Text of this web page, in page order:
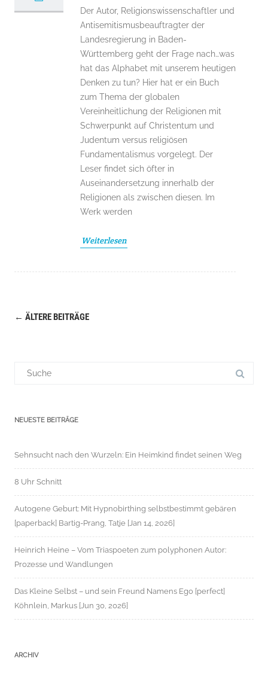
Der Autor, Religionswissenschaftler und
Antisemitismusbeauftragter der
Landesregierung in Baden-
Württemberg geht der Frage nach…was
hat das Alphabet mit unserem heutigen
Denken zu tun? Hier hat er ein Buch
zum Thema der globalen
Vereinheitlichung der Religionen mit
Schwerpunkt auf Christentum und
Judentum versus religiösen
Fundamentalismus vorgelegt. Der
Leser findet sich öfter in
Auseinandersetzung innerhalb der
Religionen als zwischen diesen. Im
Werk werden
Weiterlesen
← ÄLTERE BEITRÄGE
NEUESTE BEITRÄGE
Sehnsucht nach den Wurzeln: Ein Heimkind findet seinen Weg
8 Uhr Schnitt
Autogene Geburt: Mit Hypnobirthing selbstbestimmt gebären
[paperback] Bartig-Prang, Tatje [Jan 14, 2026]
Heinrich Heine – Vom Triaspoeten zum polyphonen Autor:
Prozesse und Wandlungen
Das Kleine Selbst – und sein Freund Namens Ego [perfect]
Köhnlein, Markus [Jun 30, 2026]
ARCHIV